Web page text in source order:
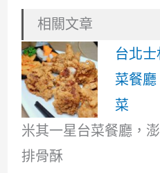
相關文章
台北
菜餐
菜
米其一星台菜餐廳，
排骨酥